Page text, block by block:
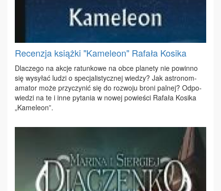
Recenzja książki "Kameleon" Rafała Kosika
Dla­cze­go na ak­cje ra­tun­ko­we na ob­ce pla­ne­ty nie po­win­no
się wy­sy­łać lu­dzi o spe­cja­li­stycz­nej wie­dzy? Jak astro­nom-
ama­tor mo­że przy­czy­nić się do roz­wo­ju bro­ni pal­nej? Od­po­
wie­dzi na te i in­ne py­ta­nia w no­wej po­wie­ści Ra­fa­ła Ko­si­ka
„Ka­me­le­on”.